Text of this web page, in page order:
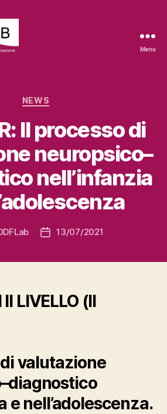
Menu
Categories
NEWS
ll processo di
neuropsico–
nell’infanzia
Post13/07/2021
LIVELLO (II
valutazione
e nell’adolescenza.